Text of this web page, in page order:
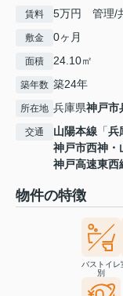
賃料 5万円 管理/
敷金 0ヶ月
面積 24.10㎡
築年数 築24年
所在地 兵庫県神戸市
交通 山陽本線 「兵
神戸市西神・
神戸高速東西
物件の特徴
バストイレ
別